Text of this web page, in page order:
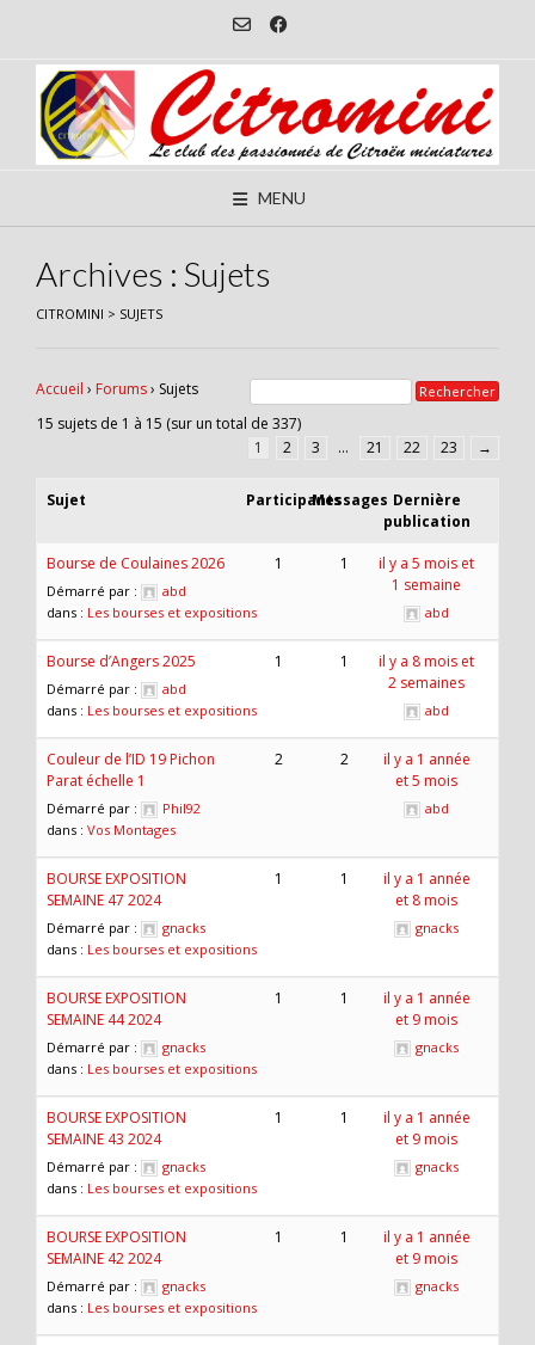
content
MENU
Archives : Sujets
CITROMINI > SUJETS
Accueil › Forums› Sujets
15 sujets de 1 à 15 (sur un total de 337)
1
2 3 … 21 22 23 →
Sujet ParticipantsMessages Dernière
publication
Bourse de Coulaines 2026
Démarré par :
abd
dans : Les bourses et expositions
1 1
il y a 5 mois et
1 semaine
abd
Bourse d’Angers 2025
Démarré par :
abd
dans : Les bourses et expositions
1 1
il y a 8 mois et
2 semaines
abd
Couleur de l’ID 19 Pichon
Parat échelle 1
Démarré par :
Phil92
dans : Vos Montages
2 2
il y a 1 année
et 5 mois
abd
BOURSE EXPOSITION
SEMAINE 47 2024
Démarré par :
gnacks
dans : Les bourses et expositions
1 1
il y a 1 année
et 8 mois
gnacks
BOURSE EXPOSITION
SEMAINE 44 2024
Démarré par :
gnacks
dans : Les bourses et expositions
1 1
il y a 1 année
et 9 mois
gnacks
BOURSE EXPOSITION
SEMAINE 43 2024
Démarré par :
gnacks
dans : Les bourses et expositions
1 1
il y a 1 année
et 9 mois
gnacks
BOURSE EXPOSITION
SEMAINE 42 2024
Démarré par :
gnacks
dans : Les bourses et expositions
1 1
il y a 1 année
et 9 mois
gnacks